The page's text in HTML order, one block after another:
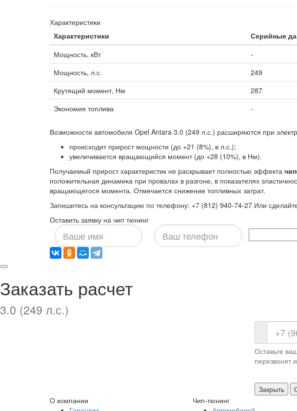
Характеристики
Характеристики
Серийные
Мощность, кВт
-
Мощность, л.с.
249
Крутящий момент, Нм
287
Экономия топлива
-
Возможности автомобиля Opel Antara 3.0 (249 л.с.) расширяются при
происходит прирост мощности (до +21 (8%), в л.с.);
увеличивается вращающийся момент (до +28 (10%), в Нм).
Получаемый прирост характеристик не раскрывает полностью эффекта
положительная динамика при провалах в разгоне, в показателях
вращающегося момента. Отмечается снижение топливных затрат.
Запишитесь на консультацию по телефону: +7 (812) 940-74-27 Или сделайте
Оставить заявку на чип тюнинг
Ваше
имя
Ваш
телефон
Заказать расчет
3.0 (249 л.с.)
Оставьте
перезвонят
Закрыть
О компании
Чип-тюнинг